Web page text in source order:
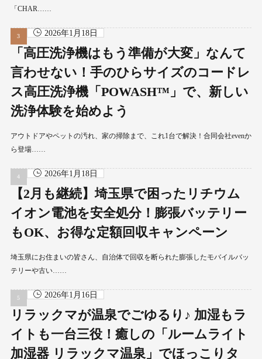
「CHAR……
2026年1月18日
「高圧洗浄機はもう準備が大変」なんて
言わせない！手のひらサイズのコードレ
ス高圧洗浄機「POWASH™」で、新しい
洗浄体験を始めよう
アウトドアやペットの汚れ、家の掃除まで、これ1台で解決！合同会社evenか
ら登場……
2026年1月18日
【2月も継続】埼玉県で困ったリチウム
イオン電池を安全処分！膨張バッテリー
もOK、お得な定額回収キャンペーン
埼玉県にお住まいの皆さん、自治体で回収を断られた膨張したモバイルバッ
テリーや古い……
2026年1月16日
リラックマが温泉でごゆるり♪ 加湿もラ
イトも一台三役！癒しの「ルームライト
加湿器 リラックマ温泉」でほっこりタ